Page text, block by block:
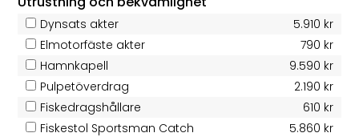
Dynsats akter
5.910 kr
Elmotorfäste akter
790 kr
Hamnkapell
9.590 kr
Pulpetöverdrag
2.190 kr
Fiskedragshållare
610 kr
Fiskestol Sportsman Catch
5.860 kr